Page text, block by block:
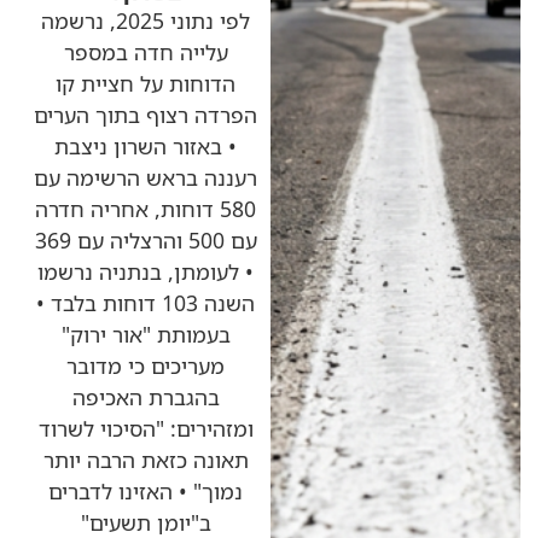
לפי נתוני 2025, נרשמה
עלייה חדה במספר
הדוחות על חציית קו
הפרדה רצוף בתוך הערים
• באזור השרון ניצבת
רעננה בראש הרשימה עם
580 דוחות, אחריה חדרה
עם 500 והרצליה עם 369
• לעומתן, בנתניה נרשמו
השנה 103 דוחות בלבד •
בעמותת "אור ירוק"
מעריכים כי מדובר
בהגברת האכיפה
ומזהירים: "הסיכוי לשרוד
תאונה כזאת הרבה יותר
נמוך" • האזינו לדברים
ב"יומן תשעים"